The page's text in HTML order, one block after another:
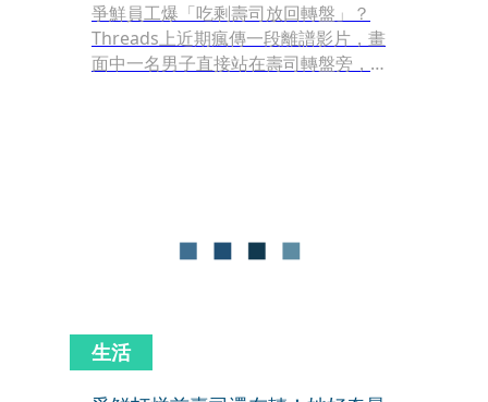
爭鮮員工爆「吃剩壽司放回轉盤」？
Threads上近期瘋傳一段離譜影片，畫
面中一名男子直接站在壽司轉盤旁，用
生活